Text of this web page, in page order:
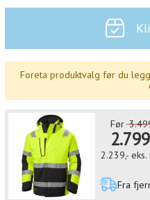
Foreta produktvalg før du
Før
2.239,- eks.
Fra